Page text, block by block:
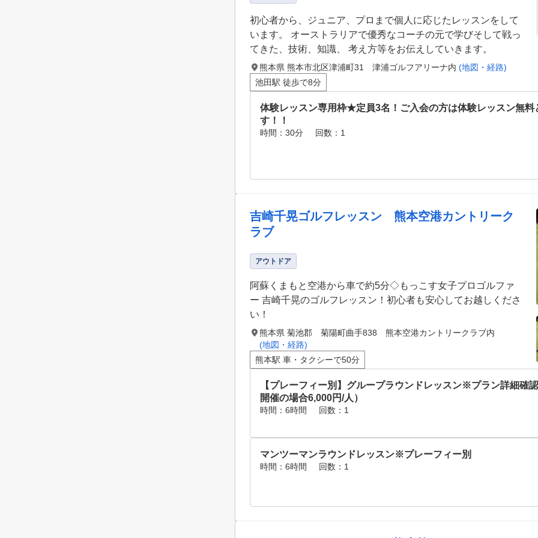
初心者から、ジュニア、プロまで個人に応じたレッスンをして
います。 オーストラリアで優秀なコーチの元で学びそして戦っ
てきた、技術、知識、 考え方等をお伝えしていきます。
熊本県 熊本市北区津浦町31 津浦ゴルフアリーナ内 (地図・経路)
池田駅 徒歩で8分
体験レッスン専用枠★定員3名！ご入会の方は体験レッスン無料
す！！
時間：30分 回数：1
吉崎千晃ゴルフレッスン 熊本空港カントリーク
ラブ
アウトドア
阿蘇くまもと空港から車で約5分◇もっこす女子プロゴルファ
ー 吉崎千晃のゴルフレッスン！初心者も安心してお越しくださ
い！
熊本県 菊池郡 菊陽町曲手838 熊本空港カントリークラブ内
(地図・経路)
熊本駅 車・タクシーで50分
【プレーフィー別】グループラウンドレッスン※プラン詳細確
開催の場合6,000円/人）
時間：6時間 回数：1
マンツーマンラウンドレッスン※プレーフィー別
時間：6時間 回数：1